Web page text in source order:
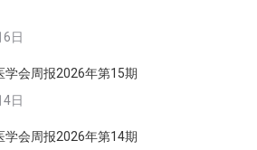
日
学会周报2026年第15期
日
学会周报2026年第14期